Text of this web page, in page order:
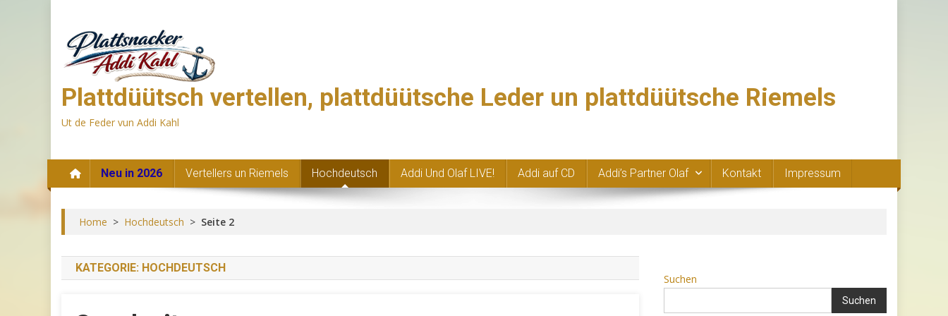
content
Plattdüütsch vertellen, plattdüütsche Leder un plattdüütsche Riemels
Ut de Feder vun Addi Kahl
Neu in 2026 Vertellers un Riemels Hochdeutsch Addi Und Olaf LIVE! Addi auf CD Addi’s Partner Olaf Kontakt Impressum
Home > Hochdeutsch > Seite 2
KATEGORIE: HOCHDEUTSCH
Suchen
Suchen